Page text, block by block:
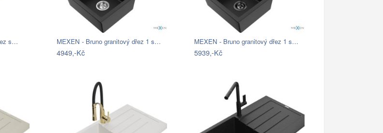
s… MEXEN - Bruno granitový dřez 1 s…
4949,-Kč
MEXEN - Bruno granitový dřez 1 s…
5939,-Kč